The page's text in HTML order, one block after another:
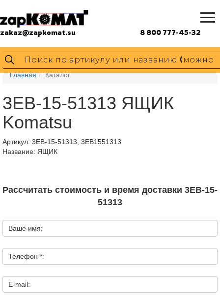
zakaz@zapkomat.su 8 800 777-45-32
Главная Каталог
3EB-15-51313 ЯЩИК
Komatsu
Артикул: 3EB-15-51313, 3EB1551313
Название: ЯЩИК
Рассчитать стоимость и время доставки 3EB-15-
51313
Ваше имя:
Телефон *:
E-mail: